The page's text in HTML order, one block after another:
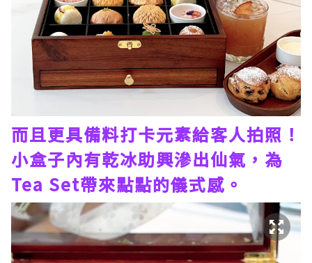
而且更具備料打卡元素給客人拍照！
小盒子內有乾冰助興滲出仙氣，為
Tea Set帶來點點的儀式感。